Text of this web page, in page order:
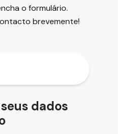
o formulário.
brevemente!
dados